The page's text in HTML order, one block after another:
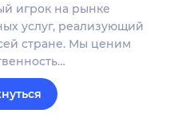
игрок на рынке
услуг, реализующий
стране. Мы ценим